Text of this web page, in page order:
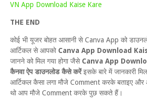
VN App Download Kaise Kare
THE END
कोई भी यूजर बोहत आसानी से Canva App को
आर्टिकल से आपको Canva App Download
जानने को मिल गया होगा जैसे Canva App
कैनवा ऐप डाउनलोड कैसे करेंइसके बारे में जानकारी
आर्टिकल कैसा लगा मौजे Comment करके बताइए
थो आप मौजे Comment करके पुछ सकते हैं।